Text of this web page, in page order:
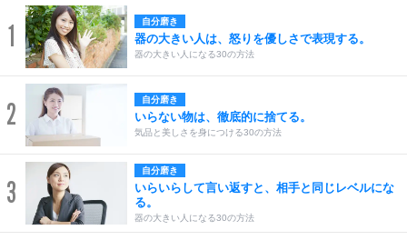
1 自分磨き
器の大きい人は、怒りを優しさで表現する。
器の大きい人になる30の方法
2 自分磨き
いらない物は、徹底的に捨てる。
気品と美しさを身につける30の方法
3
自分磨き
いらいらして言い返すと、相手と同じレベルにな
る。
器の大きい人になる30の方法